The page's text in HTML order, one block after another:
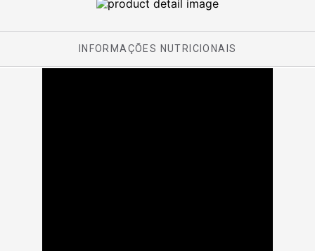
INFORMAÇÕES NUTRICIONAIS